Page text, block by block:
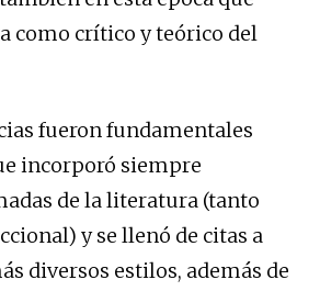
como crítico y teórico del
fueron fundamentales
incorporó siempre
de la literatura (tanto
y se llenó de citas a
diversos estilos, además de